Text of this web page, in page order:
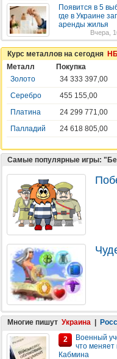
Появится в 5
где в Украине
аренды жилья
Вчера,
Курс металлов на сегодня
Металл
Покупка
Золото
34 333 397,00
Серебро
455 155,00
Платина
24 299 771,00
Палладий
24 618 805,00
Самые популярные игры:
Многие пишут Украина
2
Военный
что меняет
Кабмина